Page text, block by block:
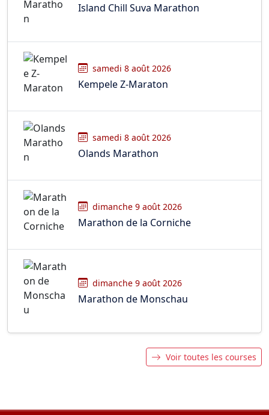
Island Chill Suva Marathon
samedi 8 août 2026
Kempele Z-Maraton
samedi 8 août 2026
Olands Marathon
dimanche 9 août 2026
Marathon de la Corniche
dimanche 9 août 2026
Marathon de Monschau
Voir toutes les courses